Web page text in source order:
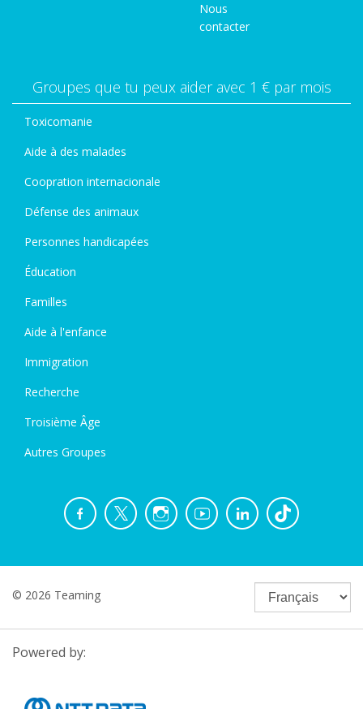
Nous
contacter
Groupes que tu peux aider avec 1 € par mois
Toxicomanie
Aide à des malades
Coopration internacionale
Défense des animaux
Personnes handicapées
Éducation
Familles
Aide à l'enfance
Immigration
Recherche
Troisième Âge
Autres Groupes
© 2026 Teaming
Powered by: